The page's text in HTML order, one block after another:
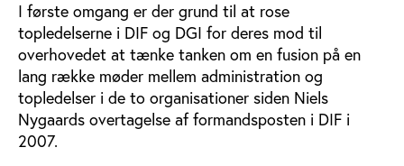
I første omgang er der grund til at rose
topledelserne i DIF og DGI for deres mod til
overhovedet at tænke tanken om en fusion på en
lang række møder mellem administration og
topledelser i de to organisationer siden Niels
Nygaards overtagelse af formandsposten i DIF i
2007.